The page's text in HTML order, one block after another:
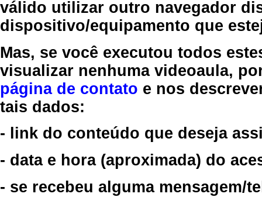
válido utilizar outro navegador
dispositivo/equipamento que
Mas, se você executou todos
visualizar nenhuma videoaula,
página de contato e nos
tais dados:
- link do conteúdo que deseja
- data e hora (aproximada) do
- se recebeu alguma mensagem/